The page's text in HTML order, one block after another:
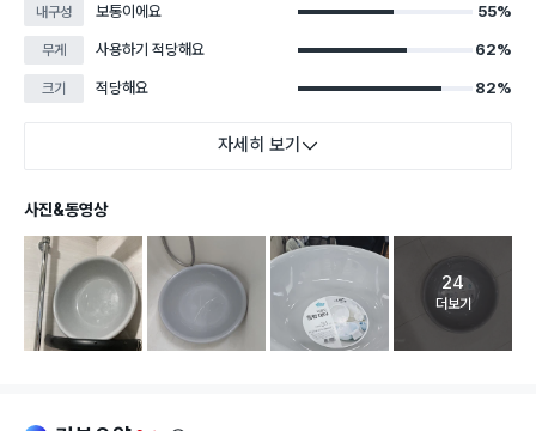
내구성 보통이에요 55%
무게 사용하기 적당해요 62%
크기 적당해요 82%
자세히 보기
사진&동영상
고객 리뷰
24
더보기